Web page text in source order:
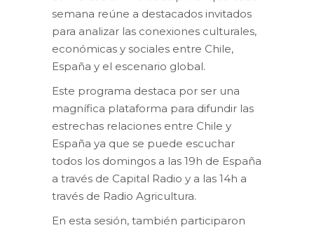
semana reúne a destacados invitados
para analizar las conexiones culturales,
económicas y sociales entre Chile,
España y el escenario global.
Este programa destaca por ser una
magnífica plataforma para difundir las
estrechas relaciones entre Chile y
España ya que se puede escuchar
todos los domingos a las 19h de España
a través de Capital Radio y a las 14h a
través de Radio Agricultura.
En esta sesión, también participaron